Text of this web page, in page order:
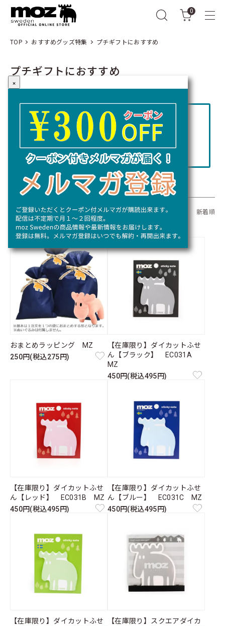
0
TOP おすすめグッズ特集 プチギフトにおすすめ
プチギフトにおすすめ
コラム「プレゼントに喜ばれる北欧雑
貨｜オンラインショップで買える人気
ギフト5選」
全49商品 おすすめ順 価格順 新着順
おまとめラッピング MZ
250円(税込275円)
【在庫限り】ダイカットふせ
ん【ブラック】 EC031A
MZ
450円(税込495円)
【在庫限り】ダイカットふせ
ん【レッド】 EC031B MZ
450円(税込495円)
【在庫限り】ダイカットふせ
ん【ブルー】 EC031C MZ
450円(税込495円)
【在庫限り】ダイカットふせ
【在庫限り】スクエアダイカ
×